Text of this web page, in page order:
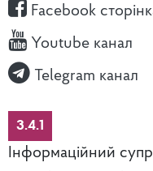
Facebook
Youtube канал
Telegram канал
3.4.1
Інформаційний